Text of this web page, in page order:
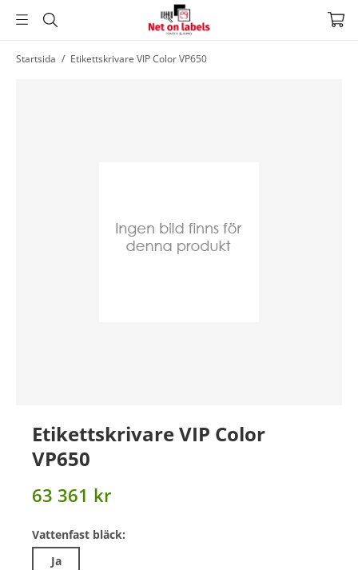
HoppaStartsida / Etikettskrivare VIP Color VP650
Etikettskrivare VIP Color
VP650
63 361 kr
Vattenfast bläck:
Ja